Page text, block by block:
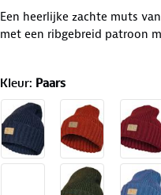
Een heerlijke zachte muts
met een ribgebreid patroon
Kleur: Paars